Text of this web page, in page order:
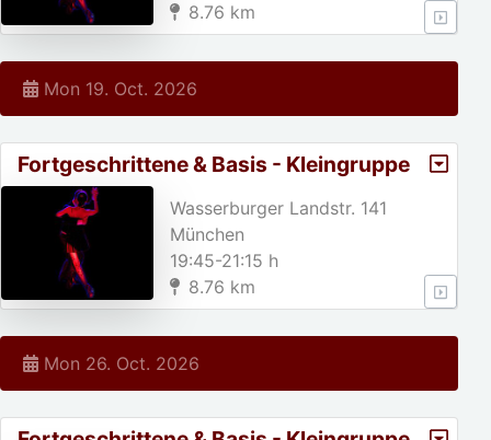
8.76 km
Mon 19. Oct. 2026
Fortgeschrittene & Basis - Kleingruppe
Wasserburger Landstr. 141
München
19:45-21:15 h
8.76 km
Mon 26. Oct. 2026